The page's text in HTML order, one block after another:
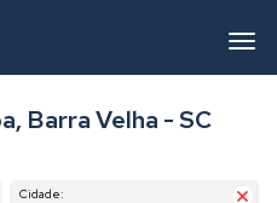
Barra Velha - SC
Cidade: